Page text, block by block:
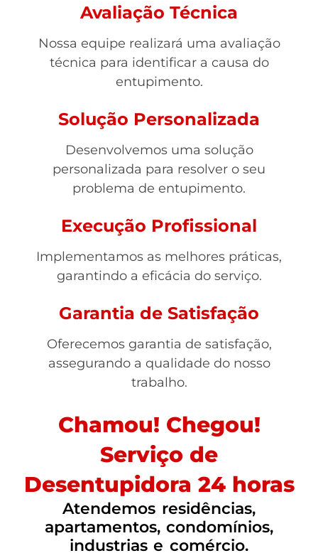
Avaliação Técnica
Nossa equipe realizará uma avaliação
técnica para identificar a causa do
entupimento.
Solução Personalizada
Desenvolvemos uma solução
personalizada para resolver o seu
problema de entupimento.
Execução Profissional
Implementamos as melhores práticas,
garantindo a eficácia do serviço.
Garantia de Satisfação
Oferecemos garantia de satisfação,
assegurando a qualidade do nosso
trabalho.
Chamou! Chegou!
Serviço de
Desentupidora 24 horas
Atendemos residências,
apartamentos, condomínios,
industrias e comércio.